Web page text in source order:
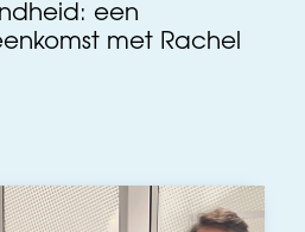
een
met Rachel